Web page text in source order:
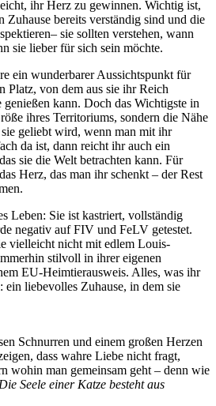
ihr Herz zu gewinnen. Wichtig ist,
Zuhause bereits verständig sind und die
sie sollten verstehen, wann
sie lieber für sich sein möchte.
ein wunderbarer Aussichtspunkt für
Platz, von dem aus sie ihr Reich
kann. Doch das Wichtigste in
ihres Territoriums, sondern die Nähe
geliebt wird, wenn man mit ihr
da ist, dann reicht ihr auch ein
sie die Welt betrachten kann. Für
Herz, das man ihr schenkt – der Rest
Leben: Sie ist kastriert, vollständig
negativ auf FIV und FeLV getestet.
vielleicht nicht mit edlem Louis-
stilvoll in ihrer eigenen
EU-Heimtierausweis. Alles, was ihr
liebevolles Zuhause, in dem sie
Schnurren und einem großen Herzen
dass wahre Liebe nicht fragt,
wohin man gemeinsam geht – denn wie
Seele einer Katze besteht aus